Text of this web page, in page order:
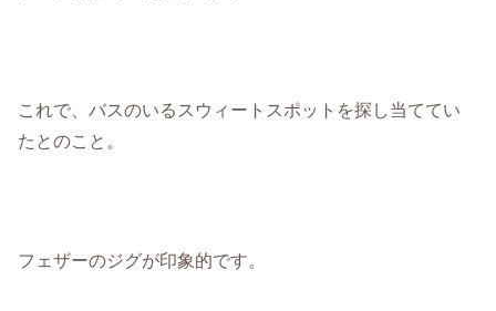
これで、バスのいるスウィートスポットを探し当ててい
たとのこと。
フェザーのジグが印象的です。